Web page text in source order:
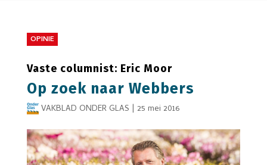
OPINIE
Vaste columnist: Eric Moor
Op zoek naar Webbers
VAKBLAD ONDER GLAS | 25 mei 2016